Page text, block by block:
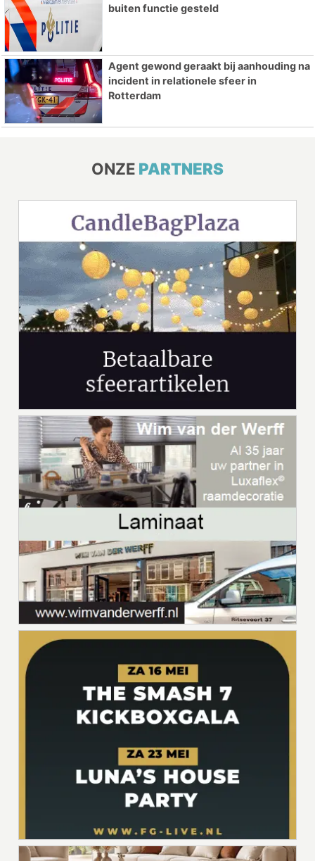
buiten functie gesteld
Agent gewond geraakt bij aanhouding na
incident in relationele sfeer in
Rotterdam
ONZE PARTNERS